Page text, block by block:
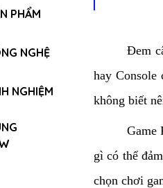
Đem
hay
không biết
Game
gì có thể
chọn chơi
PHẨM
NGHỆ
NGHIỆM